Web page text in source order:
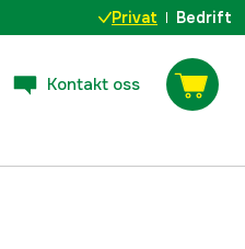
Privat Bedrift
Kontakt oss